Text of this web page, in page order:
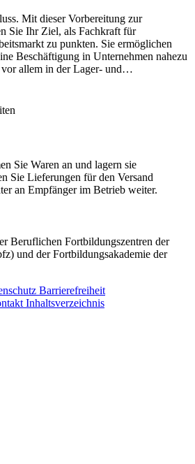
Mit dieser Vorbereitung zur
Sie Ihr Ziel, als Fachkraft für
zu punkten. Sie ermöglichen
Beschäftigung in Unternehmen nahezu
vor allem in der Lager- und…
Sie Waren an und lagern sie
Sie Lieferungen für den Versand
an Empfänger im Betrieb weiter.
Beruflichen Fortbildungszentren der
und der Fortbildungsakademie der
Barrierefreiheit
Inhaltsverzeichnis